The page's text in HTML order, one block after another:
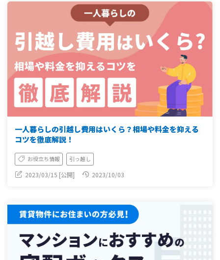
一人暮らしの引越し費用はいくら？相場や料金を抑える
コツを徹底解説！
お役立ち情報 引っ越し
2023/03/15 [公開] 2023/10/03